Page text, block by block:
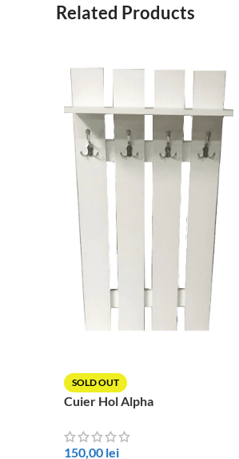
Related Products
SOLD OUT
Cuier Hol Alpha
150,00 lei